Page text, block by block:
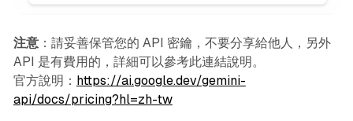
注意：請妥善保管您的 API 密鑰，不要分享給他人，另外
API 是有費用的，詳細可以參考此連結說明。
官方說明： https://ai.google.dev/gemini-
api/docs/pricing?hl=zh-tw